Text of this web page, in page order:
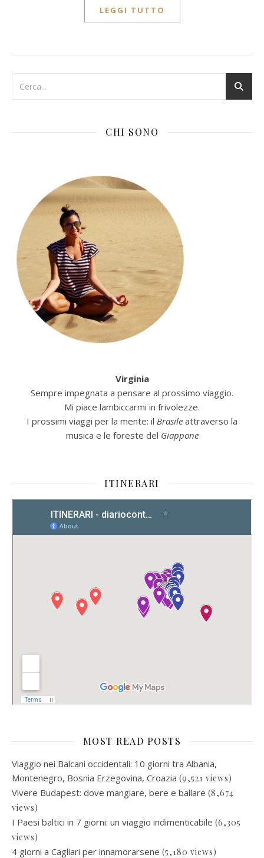
LEGGI TUTTO
CHI SONO
Virginia
Sempre impegnata a pensare al prossimo viaggio.
Mi piace lambiccarmi in frivolezze.
I prossimi viaggi per la mente: il Brasile attraverso la
musica e le foreste del Giappone
ITINERARI
MOST READ POSTS
Viaggio nei Balcani occidentali: 10 giorni tra Albania,
Montenegro, Bosnia Erzegovina, Croazia (9,521 views)
Vivere Budapest: dove mangiare, bere e ballare (8,674
views)
I Paesi baltici in 7 giorni: un viaggio indimenticabile (6,305
views)
4 giorni a Cagliari per innamorarsene (5,180 views)